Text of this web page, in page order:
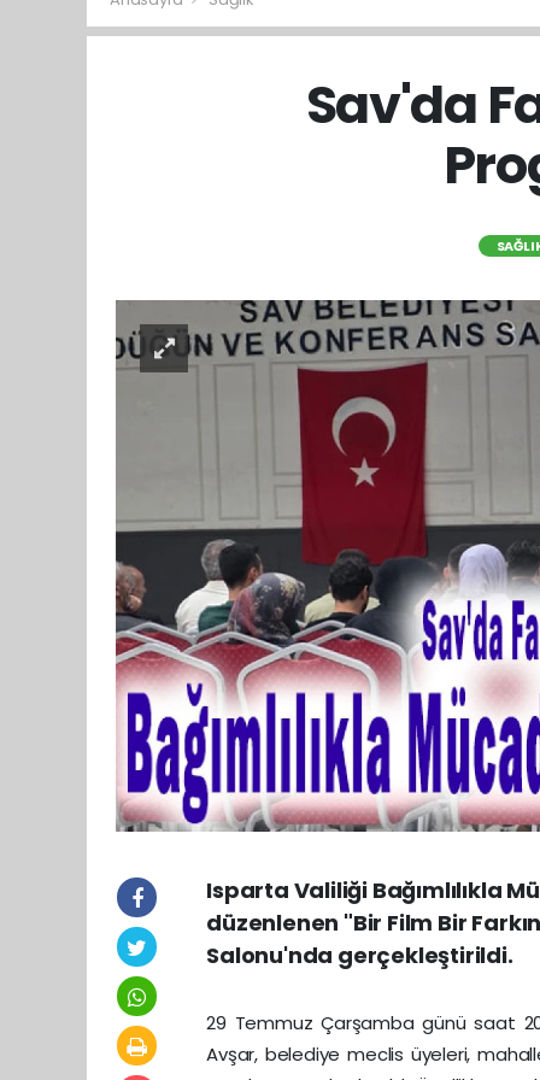
Sav'da
Isparta Valiliği Bağımlılıkla
düzenlenen "Bir Film Bir
Salonu'nda gerçekleştirildi.
29 Temmuz Çarşamba günü saat
Avşar, belediye meclis üyeleri,